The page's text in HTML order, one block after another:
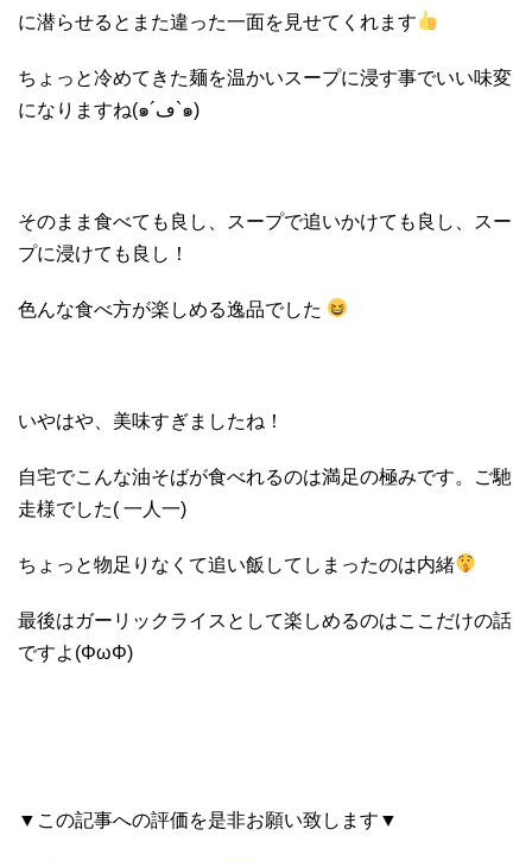
に潜らせるとまた違った一面を見せてくれます
ちょっと冷めてきた麺を温かいスープに浸す事でいい味変
になりますね(๑´ڡ`๑)
そのまま食べても良し、スープで追いかけても良し、スー
プに浸けても良し！
色んな食べ方が楽しめる逸品でした
いやはや、美味すぎましたね！
自宅でこんな油そばが食べれるのは満足の極みです。ご馳
走様でした( 一人一)
ちょっと物足りなくて追い飯してしまったのは内緒
最後はガーリックライスとして楽しめるのはここだけの話
ですよ(ΦωΦ)
▼この記事への評価を是非お願い致します▼